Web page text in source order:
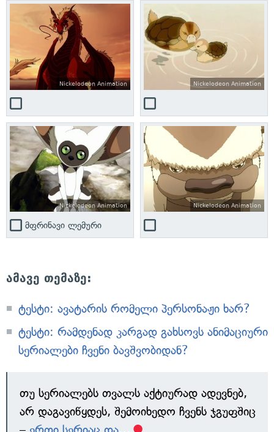
Nickelodeon Animation Nickelodeon Animation
Nickelodeon Animation
მფრინავი ლემური
Nickelodeon Animation
ამავე თემაზე:
ტესტი: ავატარის რომელი პერსონაჟი ხარ?
ტესტი: რამდენად კარგად გახსოვს ანიმაციური
სერიალები ჩვენი ბავშვობიდან?
თუ სერიალებს თვალს აქტიურად ადევნებ,
არ დაგავიწყდეს, შემოიხედო ჩვენს ჯგუფშიც